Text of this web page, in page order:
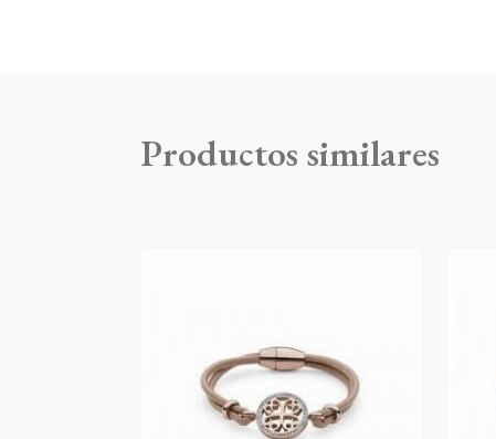
Productos similares